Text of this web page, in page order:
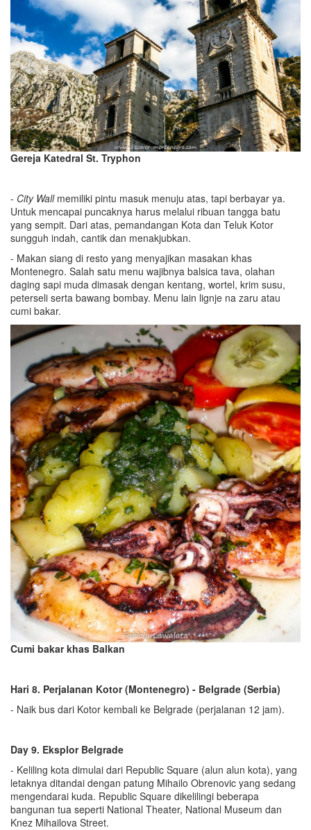
Gereja Katedral St. Tryphon
- City Wallmemiliki pintu masuk menuju atas, tapi berbayar ya.
Untuk mencapai puncaknya harus melalui ribuan tangga batu
yang sempit. Dari atas, pemandangan Kota dan Teluk Kotor
sungguh indah, cantik dan menakjubkan.
- Makan siang di resto yang menyajikan masakan khas
Montenegro. Salah satu menu wajibnya balsica tava, olahan
daging sapi muda dimasak dengan kentang, wortel, krim susu,
peterseli serta bawang bombay. Menu lain lignje na zaru atau
cumi bakar.
Cumi bakar khas Balkan
Hari 8. Perjalanan Kotor (Montenegro) - Belgrade (Serbia)
- Naik bus dari Kotor kembali ke Belgrade (perjalanan 12 jam).
Day 9. Eksplor Belgrade
- Keliling kota dimulai dari Republic Square (alun alun kota), yang
letaknya ditandai dengan patung Mihailo Obrenovic yang sedang
mengendarai kuda. Republic Square dikelilingi beberapa
bangunan tua seperti National Theater, National Museum dan
Knez Mihailova Street.